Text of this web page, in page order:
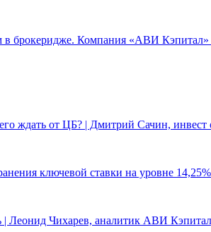
в брокеридже. Компания «АВИ
ждать от ЦБ? | Дмитрий Сачин,
ключевой ставки на уровне
Леонид Чихарев, аналитик АВИ